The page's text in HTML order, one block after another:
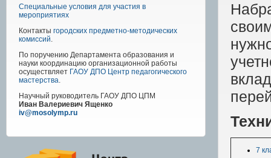
Специальные условия для участия в
мероприятиях
Контакты городских предметно-методических
комиссий.
По поручению Департамента образования и
науки координацию организационной работы
осуществляет ГАОУ ДПО Центр педагогического
мастерства.
Научный руководитель ГАОУ ДПО ЦПМ
Иван Валериевич Ященко
iv@mosolymp.ru
7